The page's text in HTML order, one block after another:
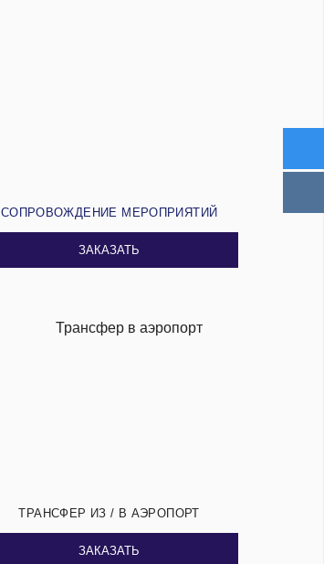
СОПРОВОЖДЕНИЕ МЕРОПРИЯТИЙ
ЗАКАЗАТЬ
ТРАНСФЕР ИЗ / В АЭРОПОРТ
ЗАКАЗАТЬ